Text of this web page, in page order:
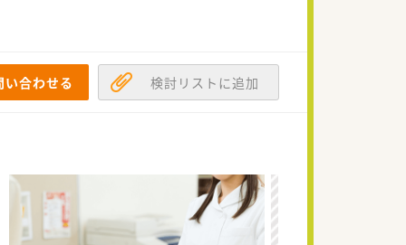
い合わせる 検討リストに追加